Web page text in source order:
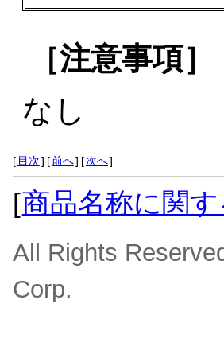
［注意事項］
なし
[ 目次] [前へ] [次へ]
[商品名称に関
All Rights
Corp.